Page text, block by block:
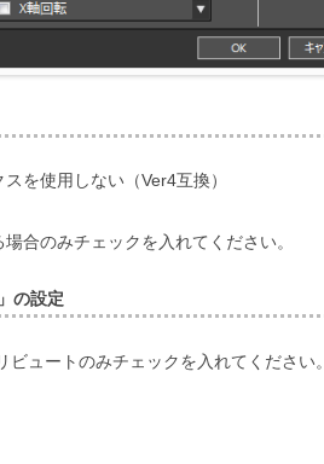
を使用しない（Ver4互換）
合のみチェックを入れてください。
の設定
ビュートのみチェックを入れてください。